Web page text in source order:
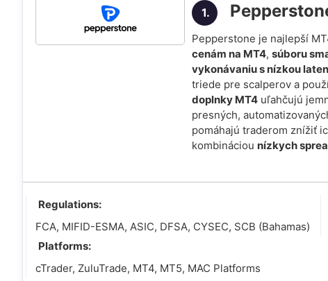
1.
Pepperstone je najlepší
cenám na MT4,súboru
vykonávaniu s nízkou
triede pre scalperov a
doplnky MT4 uľahčujú
presných,
pomáhajú traderom znížiť
kombináciou nízkych
Regulations:
FCA, MIFID-ESMA, ASIC, DFSA, CYSEC, SCB (Bahamas)
Platforms:
cTrader, ZuluTrade, MT4, MT5, MAC Platforms